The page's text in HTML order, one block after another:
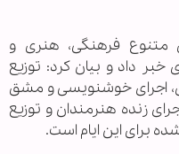
متنوع فرهنگی، هنری و
داد و بیان کرد: توزیع
اجرای خوشنویسی و مشق
زنده هنرمندان و توزیع
برای این ایام است.